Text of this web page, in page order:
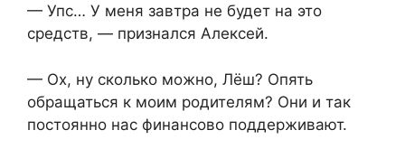
— Упс… У меня завтра не будет на это
средств, — признался Алексей.
— Ох, ну сколько можно, Лёш? Опять
обращаться к моим родителям? Они и так
постоянно нас финансово поддерживают.